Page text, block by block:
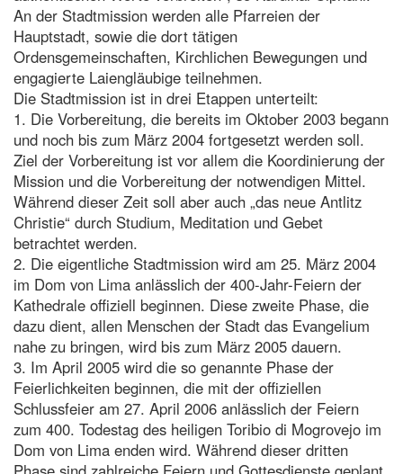
An der Stadtmission werden alle Pfarreien der
Hauptstadt, sowie die dort tätigen
Ordensgemeinschaften, Kirchlichen Bewegungen und
engagierte Laiengläubige teilnehmen.
Die Stadtmission ist in drei Etappen unterteilt:
1. Die Vorbereitung, die bereits im Oktober 2003 begann
und noch bis zum März 2004 fortgesetzt werden soll.
Ziel der Vorbereitung ist vor allem die Koordinierung der
Mission und die Vorbereitung der notwendigen Mittel.
Während dieser Zeit soll aber auch „das neue Antlitz
Christie“ durch Studium, Meditation und Gebet
betrachtet werden.
2. Die eigentliche Stadtmission wird am 25. März 2004
im Dom von Lima anlässlich der 400-Jahr-Feiern der
Kathedrale offiziell beginnen. Diese zweite Phase, die
dazu dient, allen Menschen der Stadt das Evangelium
nahe zu bringen, wird bis zum März 2005 dauern.
3. Im April 2005 wird die so genannte Phase der
Feierlichkeiten beginnen, die mit der offiziellen
Schlussfeier am 27. April 2006 anlässlich der Feiern
zum 400. Todestag des heiligen Toribio di Mogrovejo im
Dom von Lima enden wird. Während dieser dritten